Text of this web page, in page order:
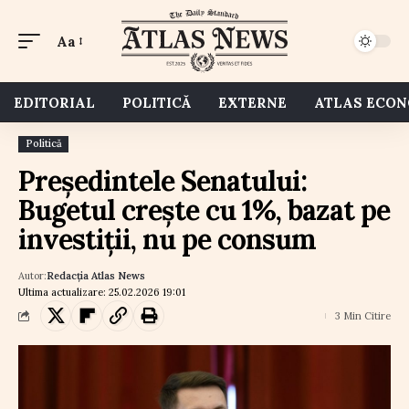
Aa
EDITORIAL POLITICĂ EXTERNE ATLAS
Politică
Președintele Senatului:
Bugetul crește cu 1%, bazat pe
investiții, nu pe consum
Ultima actualizare: 25.02.2026 19:01
Autor:Redacția Atlas News
3 Min Citire